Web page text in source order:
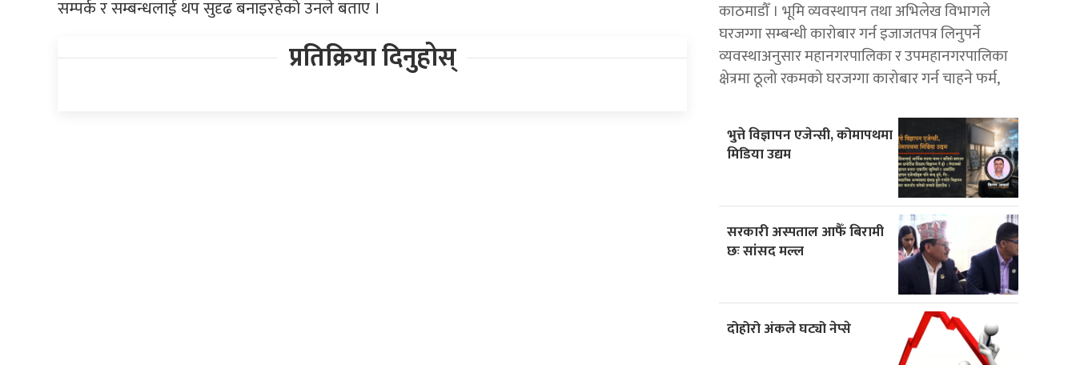
सम्पर्क र सम्बन्धलाई थप सुदृढ बनाइरहेको उनले बताए ।
प्रतिक्रिया दिनुहोस्
काठमाडौँ । भूमि व्यवस्थापन तथा अभिलेख विभागले
घरजग्गा सम्बन्धी कारोबार गर्न इजाजतपत्र लिनुपर्ने
व्यवस्थाअनुसार महानगरपालिका र उपमहानगरपालिका
क्षेत्रमा ठूलो रकमको घरजग्गा कारोबार गर्न चाहने फर्म,
भुत्ते विज्ञापन एजेन्सी, कोमापथमा
मिडिया उद्यम
सरकारी अस्पताल आफैँ बिरामी
छः सांसद मल्ल
दोहोरो अंकले घट्यो नेप्से